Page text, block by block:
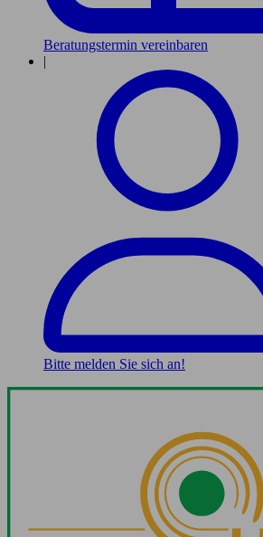
Beratungstermin vereinbaren
|
Bitte melden Sie sich an!